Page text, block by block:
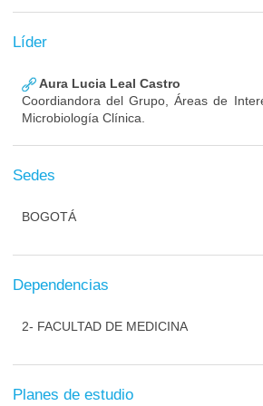
Líder
Aura Lucia Leal Castro
Coordiandora del Grupo, Áreas de
Microbiología Clínica.
Sedes
BOGOTÁ
Dependencias
2- FACULTAD DE MEDICINA
Planes de estudio